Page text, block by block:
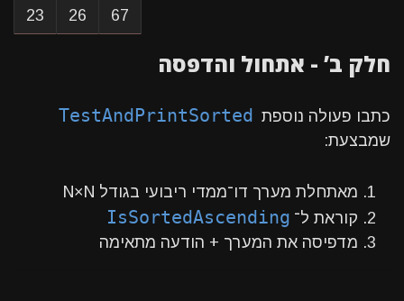
23
26 67
חלק ב’ - אתחול והדפסה
כתבו פעולה נוספת TestAndPrintSorted
שמבצעת:
מאתחלת מערך דו־ממדי ריבועי בגודל N×N
קוראת ל־ IsSortedAscending
מדפיסה את המערך + הודעה מתאימה